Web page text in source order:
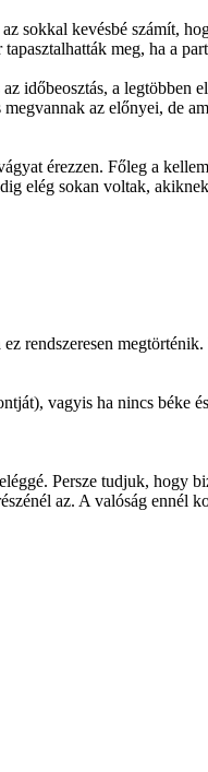
sokkal kevésbé számít,
meg, ha a
időbeosztás, a legtöbben
az előnyei, de
érezzen. Főleg a
elég sokan voltak,
rendszeresen
vagyis ha nincs béke
Persze tudjuk, hogy
az. A valóság ennél